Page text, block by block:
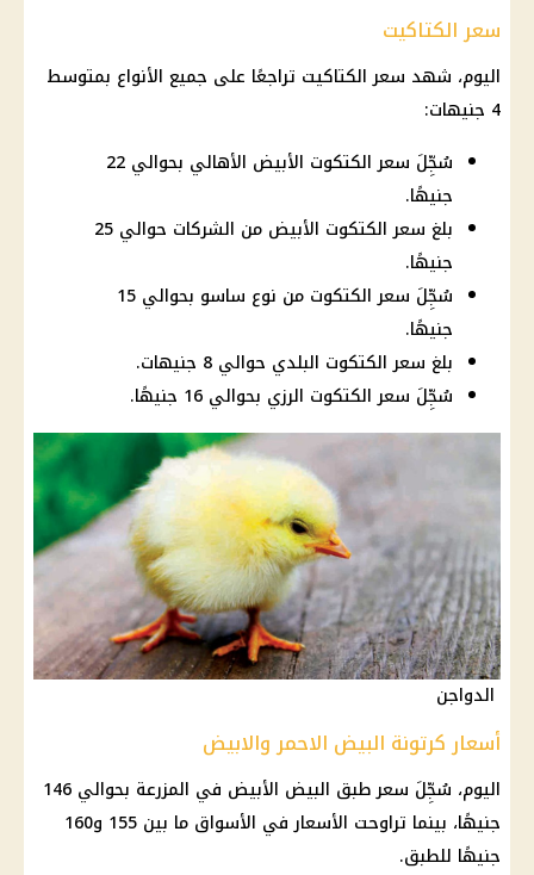
سعر الكتاكيت
اليوم، شهد سعر الكتاكيت تراجعًا على جميع الأنواع بمتوسط
4 جنيهات:
سُجِّلَ سعر الكتكوت الأبيض الأهالي بحوالي 22
جنيهًا.
بلغ سعر الكتكوت الأبيض من الشركات حوالي 25
جنيهًا.
سُجِّلَ سعر الكتكوت من نوع ساسو بحوالي 15
جنيهًا.
بلغ سعر الكتكوت البلدي حوالي 8 جنيهات.
سُجِّلَ سعر الكتكوت الرزي بحوالي 16 جنيهًا.
الدواجن
أسعار كرتونة البيض الاحمر والابيض
اليوم، سُجِّلَ سعر طبق البيض
الأبيض في المزرعة بحوالي 146
جنيهًا، بينما تراوحت الأسعارفي الأسواق
ما بين 155 و160
جنيهًا للطبق.